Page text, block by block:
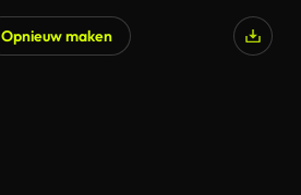
Opnieuw maken